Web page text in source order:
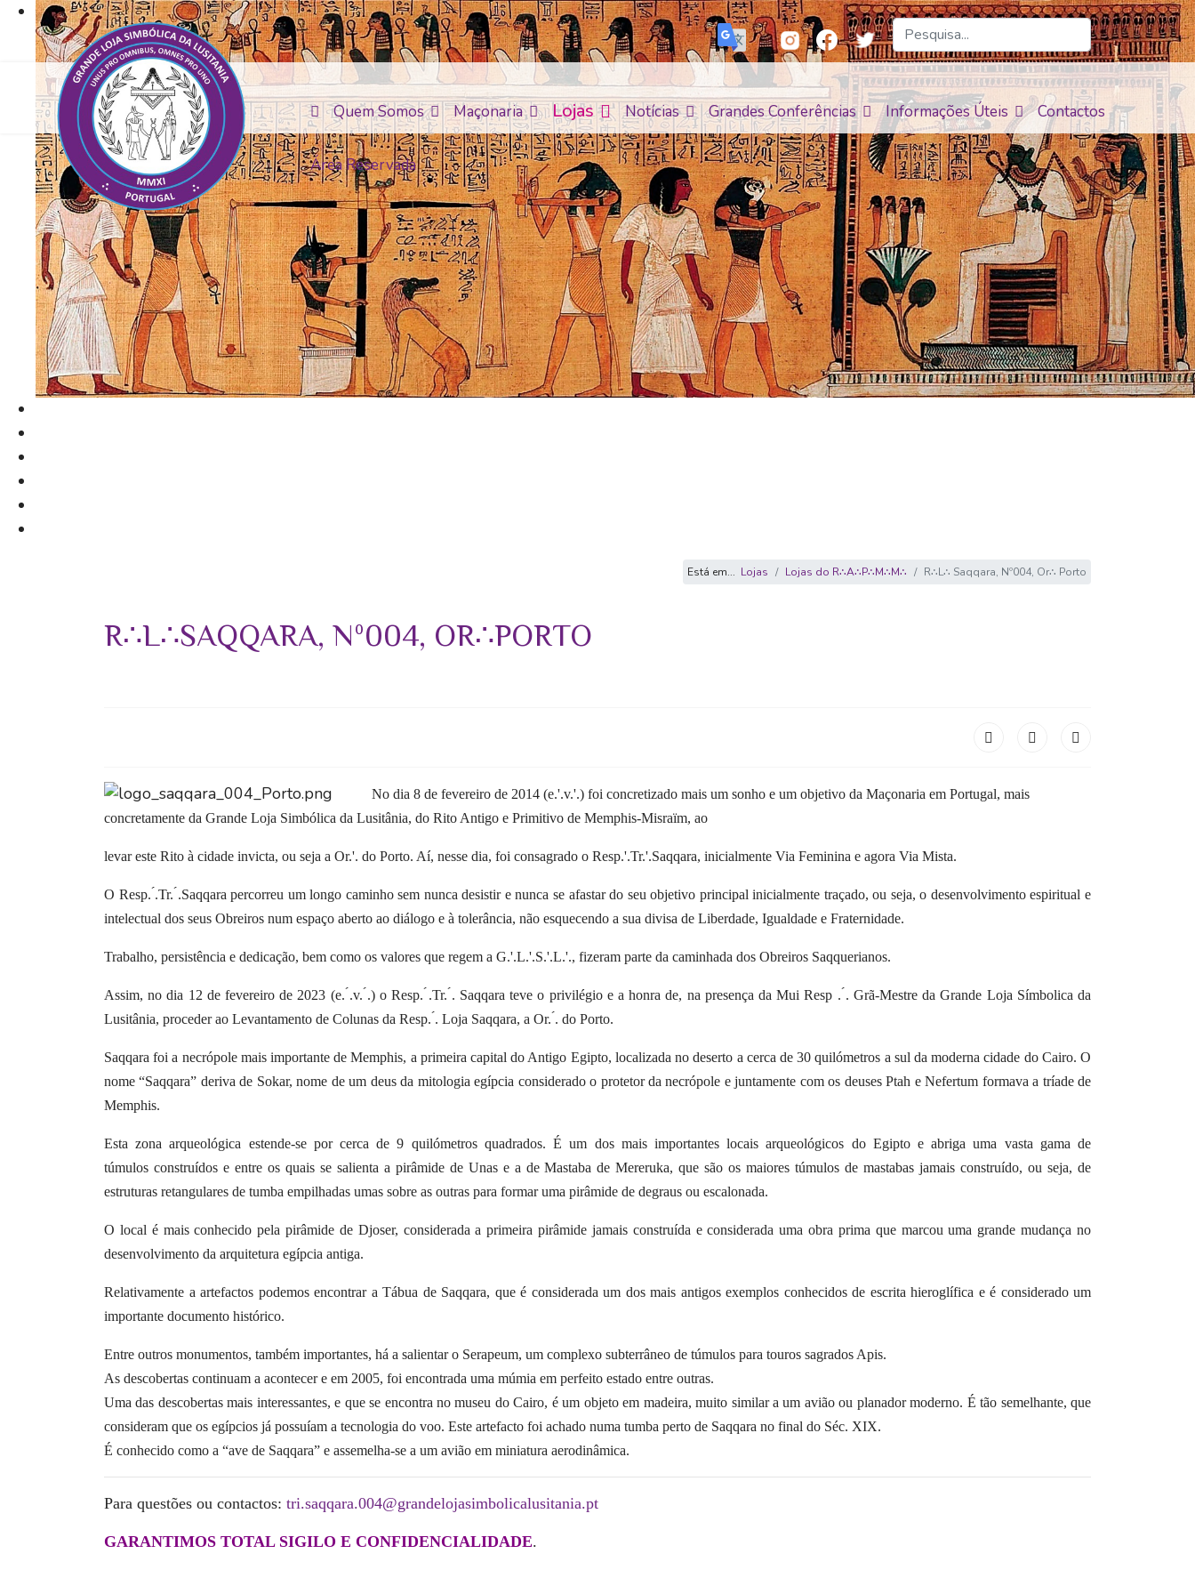
Quem Somos Maçonaria Lojas Notícias Grandes Conferências Informações Úteis Contactos
Área Reservada
Está em... Lojas Lojas do R∴A∴P∴M∴M∴ R∴L∴ Saqqara, Nº004, Or∴ Porto
R∴L∴SAQQARA, Nº004, OR∴PORTO
No dia 8 de fevereiro de 2014 (e.'.v.'.) foi concretizado mais um sonho e um objetivo da Maçonaria em Portugal, mais
concretamente da Grande Loja Simbólica da Lusitânia, do Rito Antigo e Primitivo de Memphis-Misraïm, ao
levar este Rito à cidade invicta, ou seja a Or.'. do Porto. Aí, nesse dia, foi consagrado o Resp.'.Tr.'.Saqqara, inicialmente Via Feminina e agora Via Mista.
O Resp. ́.Tr. ́.Saqqara percorreu um longo caminho sem nunca desistir e nunca se afastar do seu objetivo principal inicialmente traçado, ou seja, o desenvolvimento espiritual e
intelectual dos seus Obreiros num espaço aberto ao diálogo e à tolerância, não esquecendo a sua divisa de Liberdade, Igualdade e Fraternidade.
Trabalho, persistência e dedicação, bem como os valores que regem a G.'.L.'.S.'.L.'., fizeram parte da caminhada dos Obreiros Saqquerianos.
Assim, no dia 12 de fevereiro de 2023 (e. ́.v. ́.) o Resp. ́.Tr. ́. Saqqara teve o privilégio e a honrade, na presença da Mui Resp . ́. Grã-Mestre da Grande Loja Símbolica da
Lusitânia, proceder ao Levantamento de Colunas da Resp. ́. Loja Saqqara, a Or. ́. do Porto.
Saqqara foi a necrópole mais importante de Memphis, a primeira capital do Antigo Egipto, localizada no deserto a cerca de 30 quilómetros a sul da moderna cidade do Cairo.O
nome “Saqqara” deriva de Sokar, nome de um deus da mitologia egípcia considerado o protetor da necrópole e juntamente com os deuses Ptah e Nefertum formava a tríade de
Memphis.
Esta zona arqueológica estende-se por cerca de 9 quilómetros quadrados.É um dos mais importantes locais arqueológicos do Egipto e abriga uma vasta gama de
túmulos construídos e entre os quais se salienta a pirâmide de Unas e a de Mastaba de Mereruka, que são osmaiores túmulos de mastabas jamais construído, ou seja, de
estruturas retangulares de tumba empilhadas umas sobre as outras para formar uma pirâmide de degraus ou escalonada.
O local é mais conhecido pela pirâmide de Djoser, considerada a primeira pirâmide jamais construída e considerada uma obra prima que marcou uma grande mudança no
desenvolvimento da arquitetura egípcia antiga.
Relativamente a artefactos podemos encontrar a Tábua de Saqqara, que é considerada um dos mais antigos exemplos conhecidos de escrita hieroglífica e é considerado um
importante documento histórico.
Entre outros monumentos, também importantes, há a salientar o Serapeum, um complexo subterrâneo de túmulos para touros sagrados Apis.
As descobertas continuam a acontecer e em 2005, foi encontrada uma múmia em perfeito estado entre outras.
Uma das descobertas mais interessantes, e que se encontra no museu do Cairo, é um objetoem madeira, muito similar a um avião ou planador moderno. É tão semelhante, que
consideram que os egípcios já possuíam a tecnologia do voo. Este artefacto foi achado numa tumba perto de Saqqara no final do Séc. XIX.
É conhecido como a “ave de Saqqara” e assemelha-se a um avião em miniatura aerodinâmica.
Para questões ou contactos: tri.saqqara.004@grandelojasimbolicalusitania.pt
GARANTIMOS TOTAL SIGILO E CONFIDENCIALIDADE.